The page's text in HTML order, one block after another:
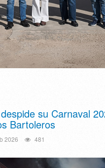
su Carnaval
Bartoleros
2026 481